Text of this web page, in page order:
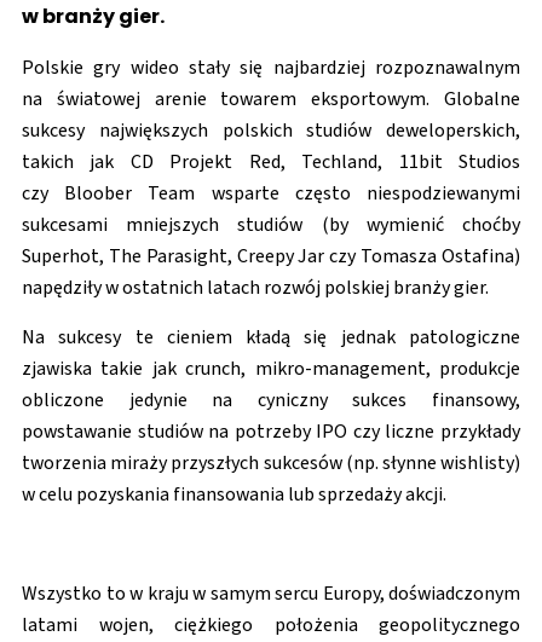
w branży gier.
Polskie gry wideo stały się najbardziej rozpoznawalnym
na światowej arenie towarem eksportowym. Globalne
sukcesy największych polskich studiów deweloperskich,
takich jak CD Projekt Red, Techland, 11bit Studios
czy Bloober Team wsparte często niespodziewanymi
sukcesami mniejszych studiów (by wymienić choćby
Superhot, The Parasight, Creepy Jar czy Tomasza Ostafina)
napędziły w ostatnich latach rozwój polskiej branży gier.
Na sukcesy te cieniem kładą się jednak patologiczne
zjawiska takie jak crunch, mikro-management, produkcje
obliczone jedynie na cyniczny sukces finansowy,
powstawanie studiów na potrzeby IPO czy liczne przykłady
tworzenia miraży przyszłych sukcesów (np. słynne wishlisty)
w celu pozyskania finansowania lub sprzedaży akcji.
Wszystko to w kraju w samym sercu Europy, doświadczonym
latami wojen, ciężkiego położenia geopolitycznego